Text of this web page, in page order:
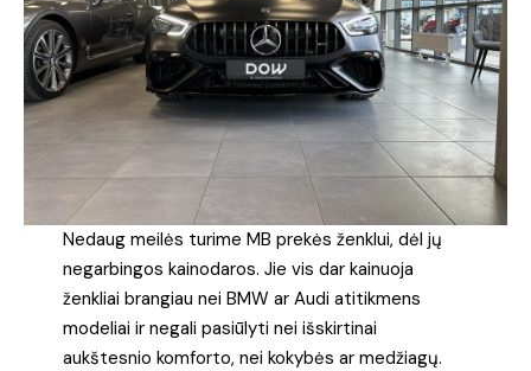
Nedaug meilės turime MB prekės ženklui, dėl jų
negarbingos kainodaros. Jie vis dar kainuoja
ženkliai brangiau nei BMW ar Audi atitikmens
modeliai ir negali pasiūlyti nei išskirtinai
aukštesnio komforto, nei kokybės ar medžiagų.